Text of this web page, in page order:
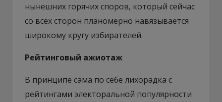
нынешних горячих споров, который сейчас
со всех сторон планомерно навязывается
широкому кругу избирателей.
Рейтинговый ажиотаж
В принципе сама по себе лихорадка с
рейтингами электоральной популярности